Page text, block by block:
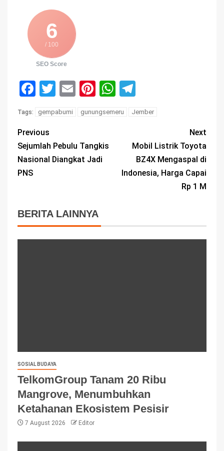
6
/ 100
SEO Score
Facebook
Twitter
EmailPinterest
WhatsApp
Tags: gempabumi gunungsemeru Jember
Previous
Sejumlah Pebulu Tangkis
Nasional Diangkat Jadi
PNS
Next
Mobil Listrik Toyota
BZ4X Mengaspal di
Indonesia, Harga Capai
Rp 1 M
BERITA LAINNYA
SOSIAL BUDAYA
TelkomGroup Tanam 20 Ribu
Mangrove, Menumbuhkan
Ketahanan Ekosistem Pesisir
7 August 2026 Editor